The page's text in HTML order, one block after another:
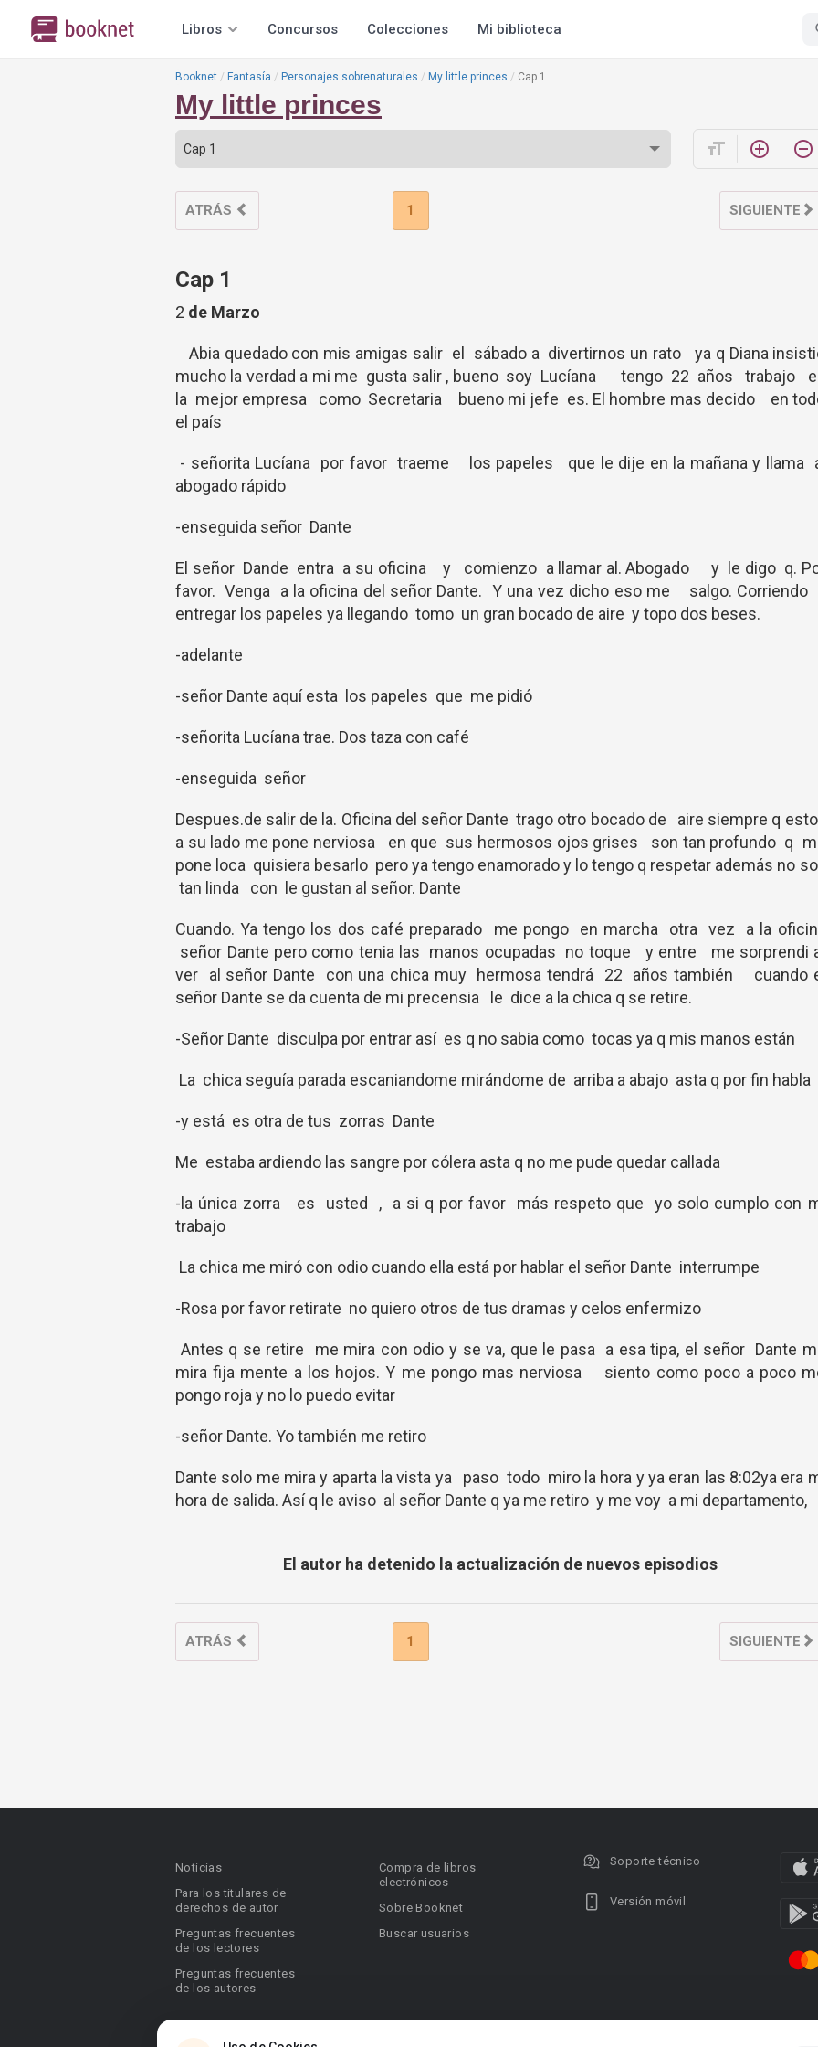
Libros Concursos Colecciones Mi biblioteca
Booknet Fantasía Personajes sobrenaturales My little princes Cap 1
My little princes
format_size add_circle_outline remove_circle_outline
ATRÁS 1 SIGUIENTE
Cap 1
2 de Marzo
Abia quedado con mis amigas salir el sábado a divertirnos un rato ya q Diana
mucho la verdad a mi me gusta salir , bueno soy Lucíana tengo 22 años trabajo
la mejor empresa como Secretaria bueno mi jefe es. El hombre mas decido en
el país
- señorita Lucíana por favor traeme los papeles que le dije en la mañana y llama
abogado rápido
-enseguida señor Dante
El señor Dande entra a su oficina y comienzo a llamar al. Abogado y le digo q.
favor. Venga a la oficina del señor Dante. Y una vez dicho eso me salgo. Corriendo
entregar los papeles ya llegando tomo un gran bocado de aire y topo dos beses.
-adelante
-señor Dante aquí esta los papeles que me pidió
-señorita Lucíana trae. Dos taza con café
-enseguida señor
Despues.de salir de la. Oficina del señor Dante trago otro bocado de aire siempre q
a su lado me pone nerviosa en que sus hermosos ojos grises son tan profundo q
pone loca quisiera besarlo pero ya tengo enamorado y lo tengo q respetar además no
tan linda con le gustan al señor. Dante
Cuando. Ya tengo los dos café preparado me pongo en marcha otra vez a la
señor Dante pero como tenia las manos ocupadas no toque y entre me sorprendi
ver al señor Dante con una chica muy hermosa tendrá 22 años también cuando
señor Dante se da cuenta de mi precensia le dice a la chica q se retire.
-Señor Dante disculpa por entrar así es q no sabia como tocas ya q mis manos están
La chica seguía parada escaniandome mirándome de arriba a abajo asta q por fin habla
-y está es otra de tus zorras Dante
Me estaba ardiendo las sangre por cólera asta q no me pude quedar callada
-la única zorra es usted , a si q por favor más respeto que yo solo cumplo con
trabajo
La chica me miró con odio cuando ella está por hablar el señor Dante interrumpe
-Rosa por favor retirate no quiero otros de tus dramas y celos enfermizo
Antes q se retire me mira con odio y se va, que le pasa a esa tipa, el señor Dante
mira fija mente a los hojos. Y me pongo mas nerviosa siento como poco a poco
pongo roja y no lo puedo evitar
-señor Dante. Yo también me retiro
Dante solo me mira y aparta la vista ya paso todo miro la hora y ya eran las 8:02ya era
hora de salida. Así q le aviso al señor Dante q ya me retiro y me voy a mi departamento,
El autor ha detenido la actualización de nuevos episodios
ATRÁS 1 SIGUIENTE
Noticias
Para los titulares de
derechos de autor
Preguntas frecuentes
de los lectores
Preguntas frecuentes
de los autores
Compra de libros
electrónicos
Sobre Booknet
Buscar usuarios
Soporte técnico
Versión móvil
© 2026 Booknet. Todos los derechos reservados.